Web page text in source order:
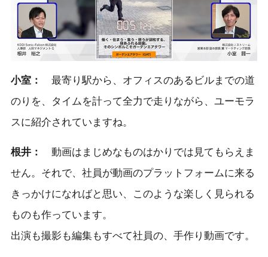
小室： 最寄り駅から、オフィスのあるビルまでの道
のりを、タイムを計って全力で走りながら、ユーモラ
スに紹介されていますね。
根井：
動画はまじめなものはかりでは見てもらえま
せん。それで、社員が動画のプラットフォームに来る
きっかけになればと思い、このような楽しく見られる
ものも作っています。
出演も撮影も編集もすべて社員の、手作り動画です。